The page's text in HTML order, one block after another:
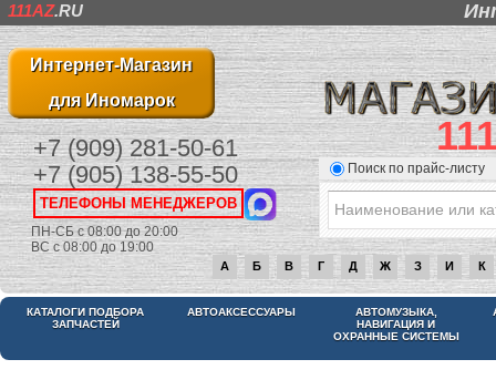
111AZ.RU
Интернет-Магазин
для Иномарок
+7 (909) 281-50-61
+7 (905) 138-55-50
ТЕЛЕФОНЫ МЕНЕДЖЕРОВ
ПН-СБ с 08:00 до 20:00
ВС с 08:00 до 19:00
Поиск по прайс-листу
А Б В Г Д Ж З И К
КАТАЛОГИ ПОДБОРА
ЗАПЧАСТЕЙ
АВТОАКСЕССУАРЫ
АВТОМУЗЫКА,
НАВИГАЦИЯ И
ОХРАННЫЕ СИСТЕМЫ